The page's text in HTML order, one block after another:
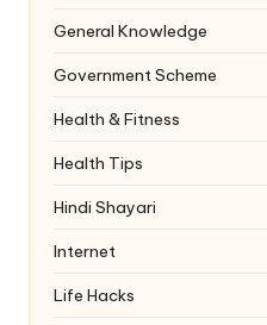
General Knowledge
Government Scheme
Health & Fitness
Health Tips
Hindi Shayari
Internet
Life Hacks